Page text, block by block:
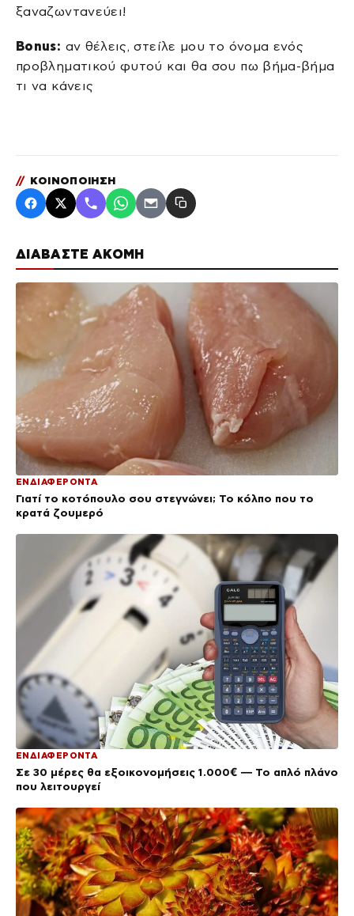
ΔΙΑΒΑΣΤΕ ΑΚΟΜΗ
ΕΝΔΙΑΦΕΡΟΝΤΑ
Γιατί το κοτόπουλο σου στεγνώνει; Το κόλπο που το
κρατά ζουμερό
ΕΝΔΙΑΦΕΡΟΝΤΑ
Σε 30 μέρες θα εξοικονομήσεις 1.000€ — Το απλό πλάνο
που λειτουργεί
ξαναζωντανεύει!
Bonus: αν θέλεις, στείλε μου το όνομα ενός
προβληματικού φυτού και θα σου πω βήμα-βήμα
τι να κάνεις
// ΚΟΙΝΟΠΟΙΗΣΗ